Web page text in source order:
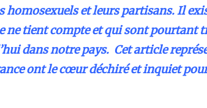
homosexuels et leurs partisans. Il
ne tient compte et qui sont pourtant
dans notre pays. Cet article
ont le cœur déchiré et inquiet